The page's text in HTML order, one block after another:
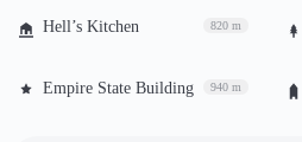
Hell’s Kitchen 820 m
Empire State Building 940 m